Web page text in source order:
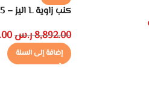
كنب زاوية L اليز – 5 قطع – حشوة من الريش
8,892.00ر.س
إضافة إلى السلة